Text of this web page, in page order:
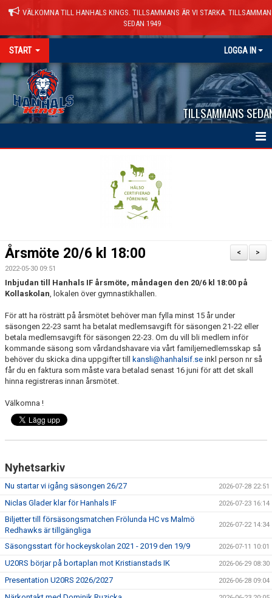
VÄLKOMNA TILL HANHALS KINGS. TILLSAMMANS ÄR VI STARKA.
SEDAN 1949
START LOGGA IN
TILLSAMMANS
MATCHER
CAMPER
CUPER
PARTNERS
KLUBB 1949
KLUBBEN
BILJETTER
>
<
Årsmöte 20/6 kl 18:00
2022-05-30 09:51
Inbjudan till Hanhals IF årsmöte, måndagen den 20/6 kl 18:00 på
Kollaskolan, lokalen över gymnastikhallen.
För att ha rösträtt på årsmötet behöver man fylla minst 15 år under
säsongen 22-23 samt ha betalat medlemsavgift för säsongen 21-22 eller
betala medlemsavgift för säsongen 22-23. Om du vill bli medlem inför
kommande säsong som vårdandshavare via vårt familjemedlemsskap så
behöver du skicka dina uppgifter till
kansli@hanhalsif.se inkl person nr så
får du en faktura som måste vara betalad senast 16 juni för att det skall
hinna registreras innan årsmötet.
Välkomna !
Nyhetsarkiv
Nu startar vi igång säsongen 26/27 2026-07-28 22:51
Niclas Glader klar för Hanhals IF 2026-07-23 16:14
Biljetter till försäsongsmatchen Frölunda HC vs Malmö
Redhawks är tillgängliga
2026-07-22 14:34
Säsongsstart för hockeyskolan 2021 - 2019 den 19/9 2026-07-11 10:01
U20RS börjar på bortaplan mot Kristianstads IK 2026-06-29 08:30
Presentation U20RS 2026/2027 2026-06-28 09:04